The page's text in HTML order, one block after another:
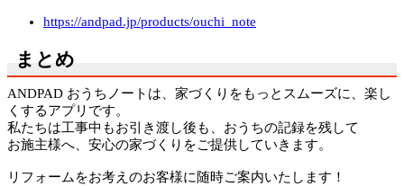
https://andpad.jp/products/ouchi_note
まとめ
ANDPAD おうちノートは、家づくりをもっとスムーズに、楽し
くするアプリです。
私たちは工事中もお引き渡し後も、おうちの記録を残して
お施主様へ、安心の家づくりをご提供していきます。
リフォームをお考えのお客様に随時ご案内いたします！